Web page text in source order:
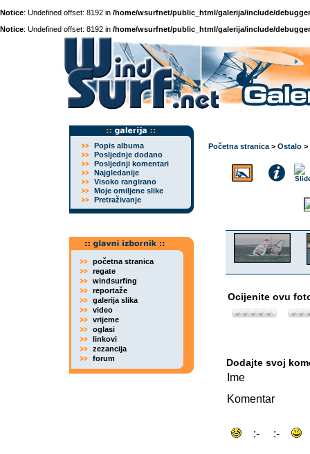
Notice: Undefined offset: 8192 in /home/wsurfnet/public_html/galerija/include/
Notice: Undefined offset: 8192 in /home/wsurfnet/public_html/galerija/include/
Popis albuma
Posljednje dodano
Posljednji komentari
Najgledanije
Visoko rangirano
Moje omiljene slike
Pretraživanje
početna stranica
regate
windsurfing
reportaže
galerija slika
video
vrijeme
oglasi
linkovi
zezancija
forum
Početna stranica > Ostalo >
Ocijenite ovu
Dodajte svoj
Ime
Komentar